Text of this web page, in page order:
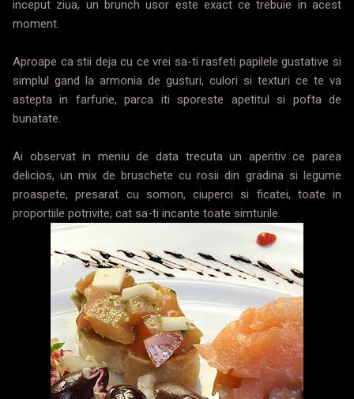
inceput ziua, un brunch usor este exact ce trebuie in acest
moment.
Aproape ca stii deja cu ce vrei sa-ti rasfeti papilele gustative si
simplul gand la armonia de gusturi, culori si texturi ce te va
astepta in farfurie, parca iti sporeste apetitul si pofta de
bunatate.
Ai observat in meniu de data trecuta un aperitiv ce parea
delicios, un mix de bruschete cu rosii din gradina si legume
proaspete, presarat cu somon, ciuperci si ficatei, toate in
proportiile potrivite, cat sa-ti incante toate simturile.